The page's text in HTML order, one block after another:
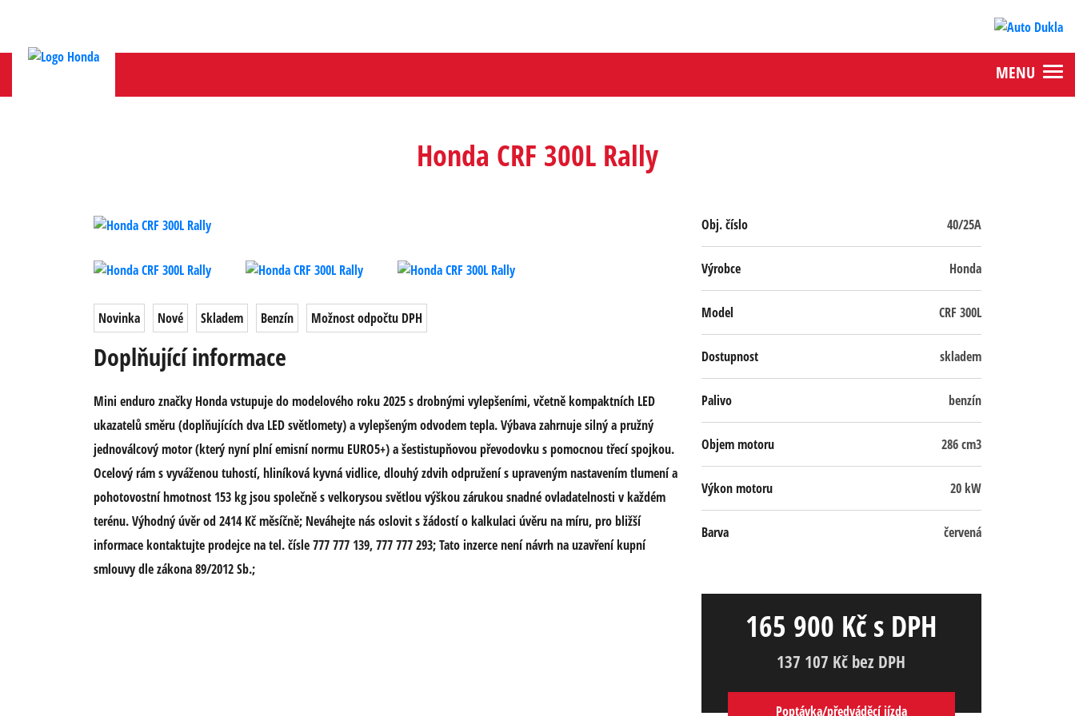
MENU
Honda CRF 300L Rally
Novinka Nové Skladem Benzín Možnost odpočtu DPH
Doplňující informace
Mini enduro značky Honda vstupuje do modelového roku 2025 s drobnými vylepšeními, včetně kompaktních LED
ukazatelů směru (doplňujících dva LED světlomety) a vylepšeným odvodem tepla. Výbava zahrnuje silný a pružný
jednoválcový motor (který nyní plní emisní normu EURO5+) a šestistupňovou převodovku s pomocnou třecí spojkou.
Ocelový rám s vyváženou tuhostí, hliníková kyvná vidlice, dlouhý zdvih odpružení s upraveným nastavením tlumení a
pohotovostní hmotnost 153 kg jsou společně s velkorysou světlou výškou zárukou snadné ovladatelnosti v každém
terénu. Výhodný úvěr od 2414 Kč měsíčně; Neváhejte nás oslovit s žádostí o kalkulaci úvěru na míru, pro bližší
informace kontaktujte prodejce na tel. čísle 777 777 139, 777 777 293; Tato inzerce není návrh na uzavření kupní
smlouvy dle zákona 89/2012 Sb.;
Obj. číslo 40/25A
Výrobce Honda
Model CRF 300L
Dostupnost skladem
Palivo benzín
Objem motoru 286 cm3
Výkon motoru 20 kW
Barva červená
165 900 Kč s DPH
137 107 Kč bez DPH
Poptávka/předváděcí jízda